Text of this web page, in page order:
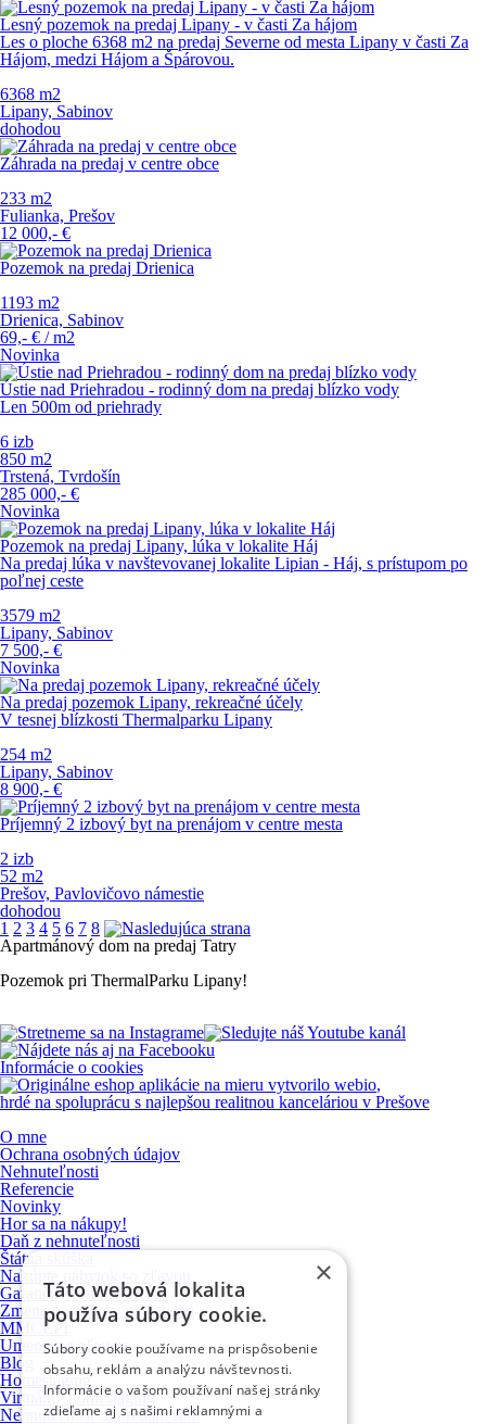
Lesný pozemok na predaj Lipany - v časti Za hájom
Les o ploche 6368 m2 na predaj Severne od mesta Lipany v časti Za
Hájom, medzi Hájom a Špárovou.
6368 m2
Lipany, Sabinov
dohodou
Záhrada na predaj v centre obce
233 m2
Fulianka, Prešov
12 000,- €
Pozemok na predaj Drienica
1193 m2
Drienica, Sabinov
69,- € / m2
Novinka
Ústie nad Priehradou - rodinný dom na predaj blízko vody
Len 500m od priehrady
6 izb
850 m2
Trstená, Tvrdošín
285 000,- €
Novinka
Pozemok na predaj Lipany, lúka v lokalite Háj
Na predaj lúka v navštevovanej lokalite Lipian - Háj, s prístupom po
poľnej ceste
3579 m2
Lipany, Sabinov
7 500,- €
Novinka
Na predaj pozemok Lipany, rekreačné účely
V tesnej blízkosti Thermalparku Lipany
254 m2
Lipany, Sabinov
8 900,- €
Príjemný 2 izbový byt na prenájom v centre mesta
2 izb
52 m2
Prešov, Pavlovičovo námestie
dohodou
1 2 3 4 5 6 7 8
Apartmánový dom na predaj Tatry
Pozemok pri ThermalParku Lipany!
Informácie o cookies
vytvorilo webio,
hrdé na spoluprácu s najlepšou realitnou kanceláriou v Prešove
O mne
Ochrana osobných údajov
Nehnuteľnosti
Referencie
Novinky
Hor sa na nákupy!
Daň z nehnuteľnosti
Štátna skúška
Nakúpte nábytok so zľavou
Garančný fond NARKS
Zmena poplatkov na katastri
MMCEPI
Umenie so zľavou
Blog
Homestaging
Virtuálny homestaging
Nehnuteľnosť si predám sám
×
Táto webová lokalita
používa súbory cookie.
Súbory cookie používame na prispôsobenie
obsahu, reklám a analýzu návštevnosti.
Informácie o vašom používaní našej stránky
zdieľame aj s našimi reklamnými a